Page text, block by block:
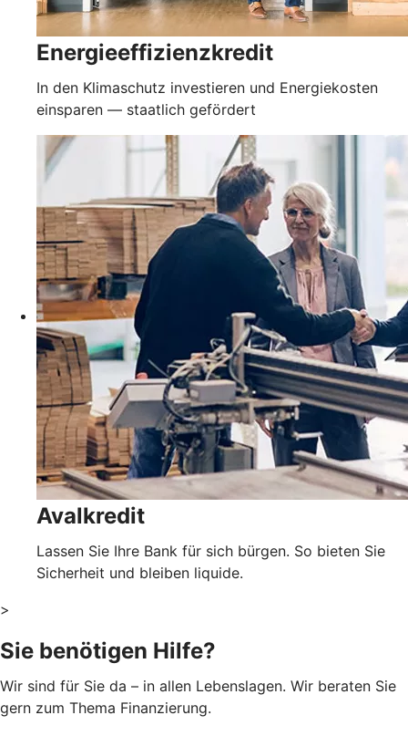
Energieeffizienzkredit
In den Klimaschutz investieren und Energiekosten
einsparen — staatlich gefördert
Avalkredit
Lassen Sie Ihre Bank für sich bürgen. So bieten Sie
Sicherheit und bleiben liquide.
>
Sie benötigen Hilfe?
Wir sind für Sie da – in allen Lebenslagen. Wir beraten Sie
gern zum Thema Finanzierung.